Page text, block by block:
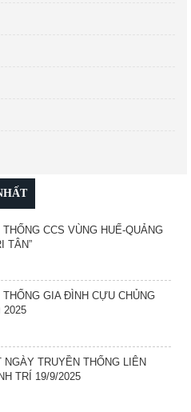
CCS VÙNG HUẾ-QUẢNG
TÂN”
THỐNG GIA ĐÌNH CỰU CHỦNG
2025
TRUYỀN THỐNG LIÊN
TRÍ 19/9/2025